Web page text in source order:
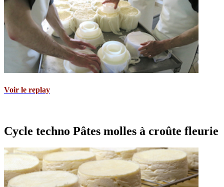
Voir le replay
Cycle techno Pâtes molles à croûte fleurie